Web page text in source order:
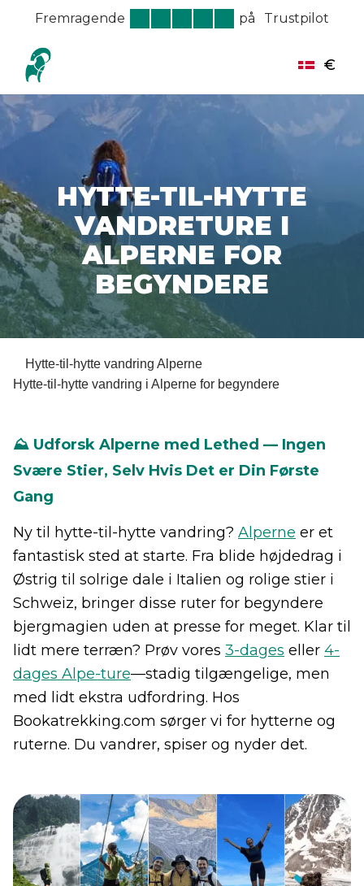
Fremragende på Trustpilot
€
HYTTE-TIL-HYTTE
VANDRETURE I
ALPERNE FOR
BEGYNDERE
Hytte-til-hytte vandring Alperne
Hytte-til-hytte vandring i Alperne for begyndere
⛰️ Udforsk Alperne med Lethed — Ingen
Svære Stier, Selv Hvis Det er Din Første
Gang
Ny til hytte-til-hytte vandring? Alperne er et
fantastisk sted at starte. Fra blide højdedrag i
Østrig til solrige dale i Italien og rolige stier i
Schweiz, bringer disse ruter for begyndere
bjergmagien uden at presse for meget. Klar til
lidt mere terræn? Prøv vores 3-dages eller 4-
dages Alpe-ture—stadig tilgængelige, men
med lidt ekstra udfordring. Hos
Bookatrekking.com sørger vi for hytterne og
ruterne. Du vandrer, spiser og nyder det.